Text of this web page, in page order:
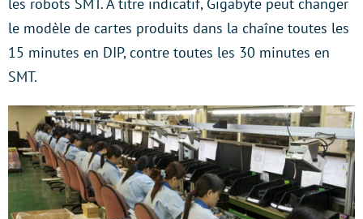
les robots SMT. A titre indicatif, Gigabyte peut changer
le modèle de cartes produits dans la chaîne toutes les
15 minutes en DIP, contre toutes les 30 minutes en
SMT.